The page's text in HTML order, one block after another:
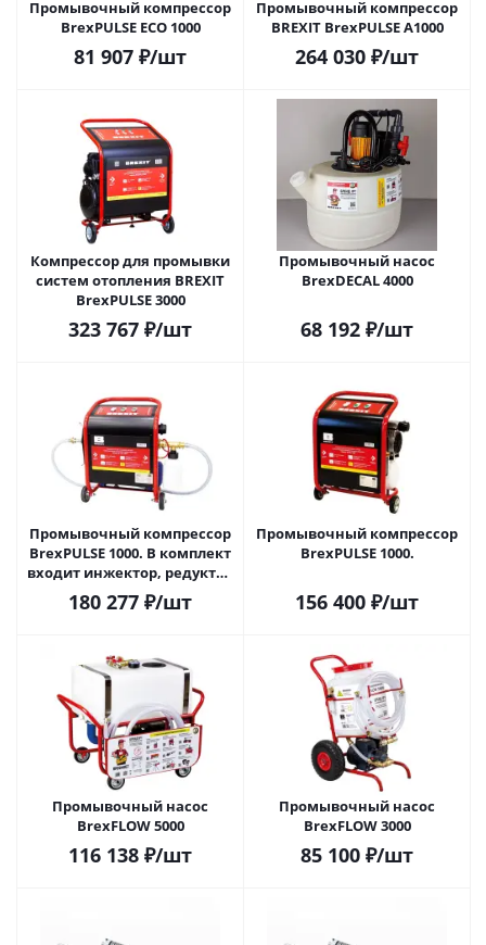
Промывочный компрессор
BrexPULSE ECO 1000
81 907 ₽/шт
Промывочный компрессор
BREXIT BrexPULSE A1000
264 030 ₽/шт
Компрессор для промывки
систем отопления BREXIT
BrexPULSE 3000
323 767 ₽/шт
Промывочный насос
BrexDECAL 4000
68 192 ₽/шт
Промывочный компрессор
BrexPULSE 1000. В комплект
входит инжектор, редуктор
и баночка и для промывки
180 277 ₽/шт
Промывочный компрессор
BrexPULSE 1000.
156 400 ₽/шт
Промывочный насос
BrexFLOW 5000
116 138 ₽/шт
Промывочный насос
BrexFLOW 3000
85 100 ₽/шт